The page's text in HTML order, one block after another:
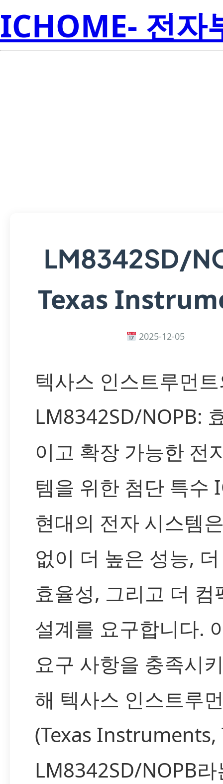
ICHOME- 전자
LM8342SD/
Texas
2025-12-05
텍사스 인스트루먼
LM8342SD/NOPB:
이고 확장 가능한 전
템을 위한 첨단 특수
현대의 전자 시스템
없이 더 높은 성능,
효율성, 그리고 더 컴
설계를 요구합니다.
요구 사항을 충족시
해 텍사스 인스트루
(Texas Instruments,
LM8342SD/NOPB라